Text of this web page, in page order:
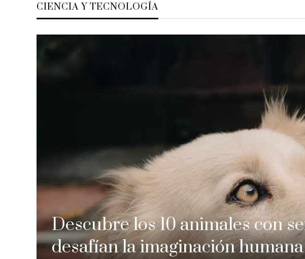
CIENCIA Y TECNOLOGÍA
Descubre los 10 animales con
desafían la imaginación humana
tecnología
Los inventos
influyentes en la
Hace 1 semana